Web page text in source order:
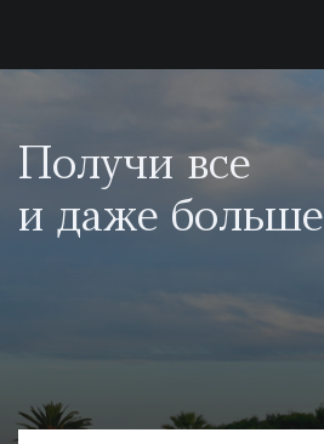
Получи все
и даже больше